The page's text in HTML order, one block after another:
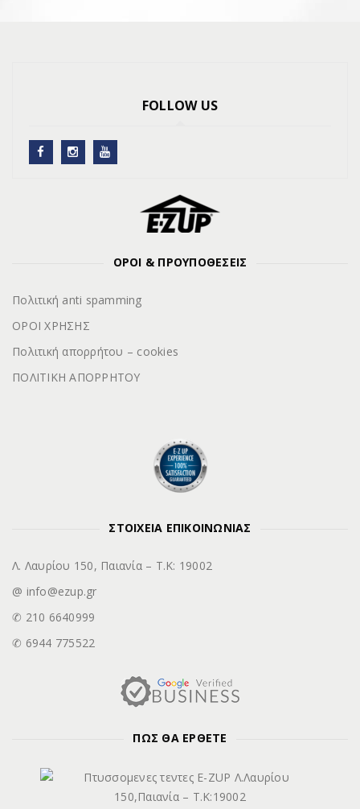
FOLLOW US
ΟΡΟΙ & ΠΡΟΥΠΟΘΕΣΕΙΣ
Πολιτική anti spamming
ΟΡΟΙ ΧΡΗΣΗΣ
Πολιτική απορρήτου – cookies
ΠΟΛΙΤΙΚΗ ΑΠΟΡΡΗΤΟΥ
ΣΤΟΙΧΕΙΑ ΕΠΙΚΟΙΝΩΝΙΑΣ
Λ. Λαυρίου 150, Παιανία – Τ.Κ: 19002
@ info@ezup.gr
✆ 210 6640999
✆ 6944 775522
ΠΩΣ ΘΑ ΕΡΘΕΤΕ